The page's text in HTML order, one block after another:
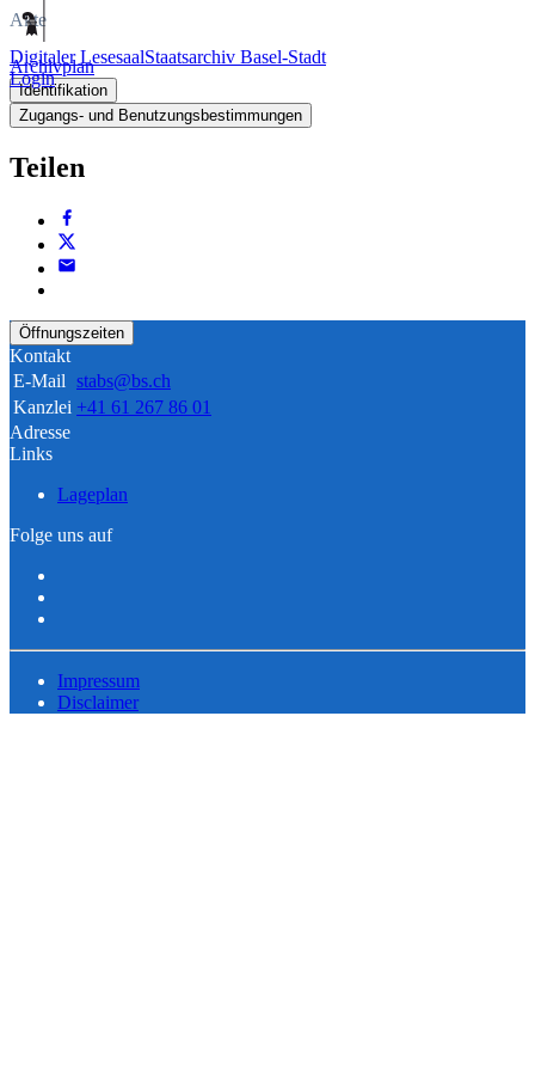
Digitaler LesesaalStaatsarchiv Basel-Stadt
Login
Akte
Archivplan
Identifikation
Zugangs- und Benutzungsbestimmungen
Teilen
Öffnungszeiten
Kontakt
E-Mail stabs@bs.ch
Kanzlei +41 61 267 86 01
Adresse
Links
Lageplan
Folge uns auf
Impressum
Disclaimer